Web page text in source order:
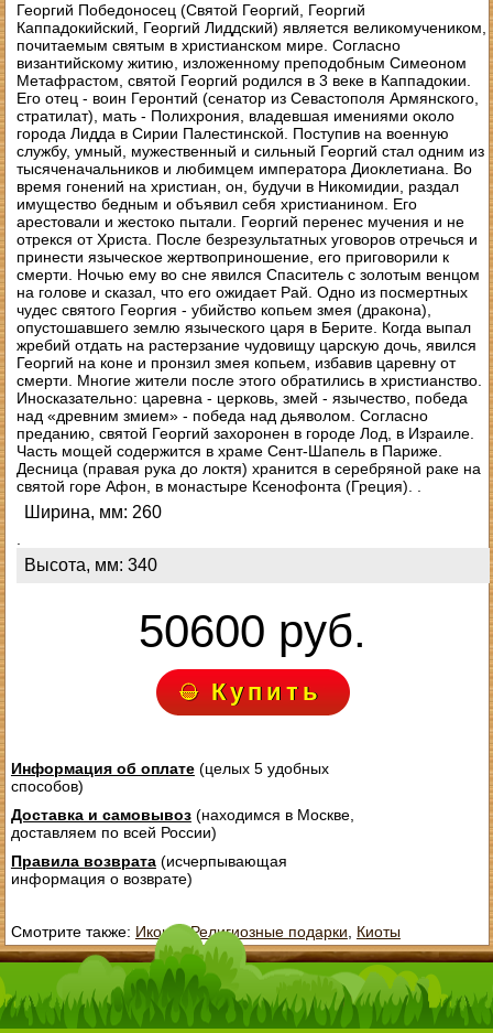
Георгий Победоносец (Святой Георгий, Георгий
Каппадокийский, Георгий Лиддский) является великомучеником,
почитаемым святым в христианском мире. Согласно
византийскому житию, изложенному преподобным Симеоном
Метафрастом, святой Георгий родился в 3 веке в Каппадокии.
Его отец - воин Геронтий (сенатор из Севастополя Армянского,
стратилат), мать - Полихрония, владевшая имениями около
города Лидда в Сирии Палестинской. Поступив на военную
службу, умный, мужественный и сильный Георгий стал одним из
тысяченачальников и любимцем императора Диоклетиана. Во
время гонений на христиан, он, будучи в Никомидии, раздал
имущество бедным и объявил себя христианином. Его
арестовали и жестоко пытали. Георгий перенес мучения и не
отрекся от Христа. После безрезультатных уговоров отречься и
принести языческое жертвоприношение, его приговорили к
смерти. Ночью ему во сне явился Спаситель с золотым венцом
на голове и сказал, что его ожидает Рай. Одно из посмертных
чудес святого Георгия - убийство копьем змея (дракона),
опустошавшего землю языческого царя в Берите. Когда выпал
жребий отдать на растерзание чудовищу царскую дочь, явился
Георгий на коне и пронзил змея копьем, избавив царевну от
смерти. Многие жители после этого обратились в христианство.
Иносказательно: царевна - церковь, змей - язычество, победа
над «древним змием» - победа над дьяволом. Согласно
преданию, святой Георгий захоронен в городе Лод, в Израиле.
Часть мощей содержится в храме Сент-Шапель в Париже.
Десница (правая рука до локтя) хранится в серебряной раке на
святой горе Афон, в монастыре Ксенофонта (Греция). .
Ширина, мм: 260
Высота, мм: 340
50600 руб.
Купить
Информация об оплате(целых 5 удобных
способов)
Доставка и самовывоз(находимся в Москве,
доставляем по всей России)
Правила возврата(исчерпывающая
информация о возврате)
Смотрите также: Иконы ,Религиозные подарки Киоты